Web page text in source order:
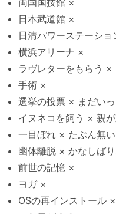
日本武道館 ×
日清パワーステーシ
横浜アリーナ ×
ラヴレターをもらう ×
手術 ×
選挙の投票 × まだい
イヌネコを飼う × 親
一目ぼれ × たぶん無い
幽体離脱 × かなしば
前世の記憶 ×
ヨガ ×
OSの再インストール